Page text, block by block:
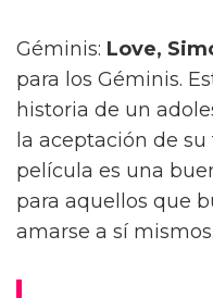
Géminis: Love,
para los Géminis.
historia de un
la aceptación de
película es una
para aquellos que
amarse a sí mismos.